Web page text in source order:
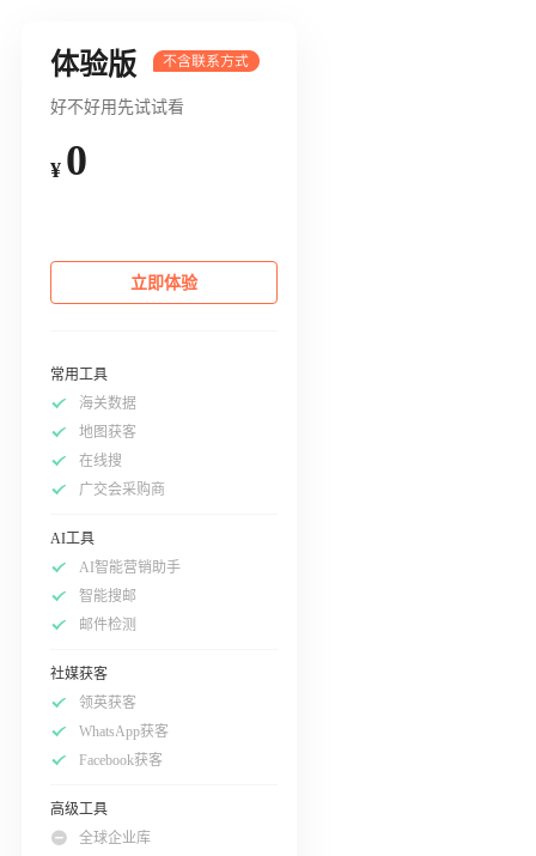
体验版
好不好用先试试看
¥ 0
立即体验
常用工具
海关数据
地图获客
在线搜
广交会采购商
AI工具
AI智能营销助手
智能搜邮
邮件检测
社媒获客
领英获客
WhatsApp获客
Facebook获客
高级工具
全球企业库